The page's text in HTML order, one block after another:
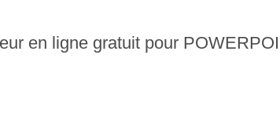
en ligne gratuit pour